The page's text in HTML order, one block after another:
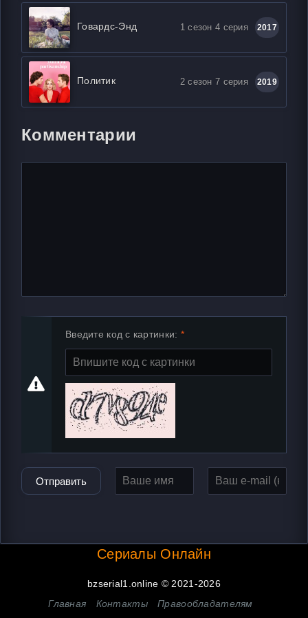
Говардс-Энд 1 сезон 4 серия 2017
Политик 2 сезон 7 серия 2019
Комментарии
Введите код с картинки:
Отправить
Сериалы Онлайн
bzserial1.online © 2021-2026
Главная
Контакты Правообладателям